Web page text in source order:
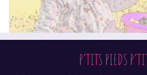
P’TITS PIEDS